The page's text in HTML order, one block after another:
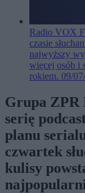
Radio VOX
czasie
najwyższy
więcej osób i
rokiem. 09/
Grupa ZPR
serię
planu
czwartek
kulisy